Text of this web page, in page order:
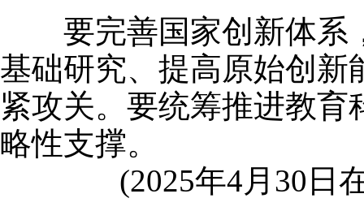
要完善国家创新体系，
基础研究、提高原始创
紧攻关。要统筹推进教
略性支撑。
(2025年4月30日在